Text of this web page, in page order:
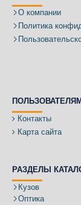
О компании
Политика
ПОЛЬЗОВАТЕЛЯМ
Контакты
Карта сайта
РАЗДЕЛЫ
Кузов
Оптика